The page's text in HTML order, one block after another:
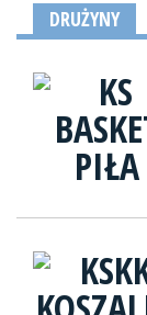
DRUŻYNY